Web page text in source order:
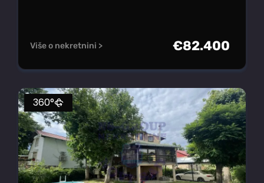
Više o nekretnini > €82.400
360°